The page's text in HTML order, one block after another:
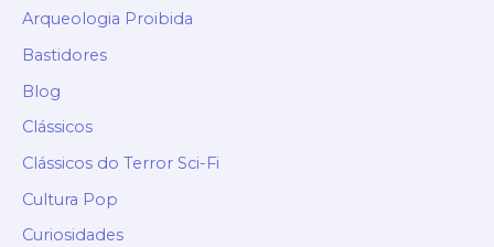
Arqueologia Proibida
Bastidores
Blog
Clássicos
Clássicos do Terror Sci-Fi
Cultura Pop
Curiosidades